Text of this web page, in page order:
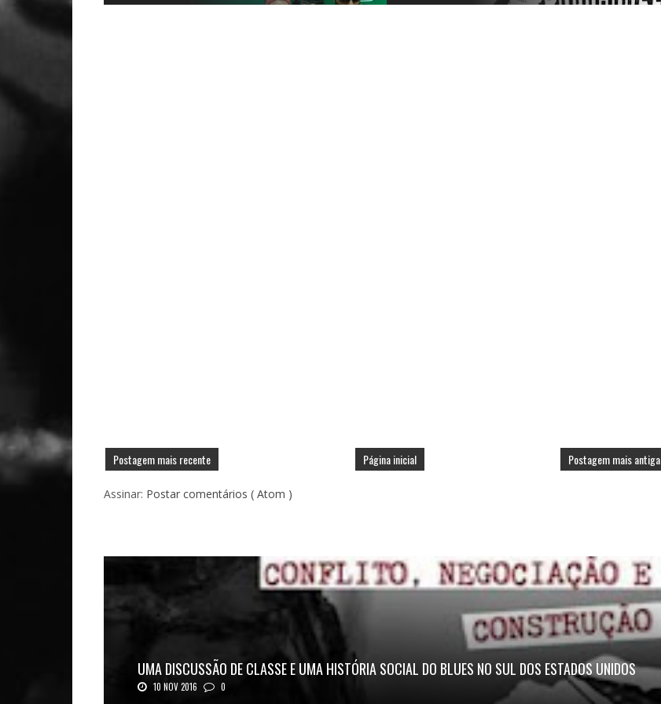
BluesJazzeando é apresent...
o Roadhous...
Postagem mais recente Postagem mais antiga
Página inicial
Assinar: Postar comentários ( Atom )
UMA DISCUSSÃO DE CLASSE E UMA HISTÓRIA SOCIAL DO BLUES NO SUL DOS ESTADOS UNIDOS
10 NOV 2016 0